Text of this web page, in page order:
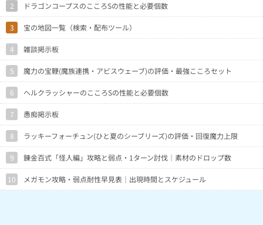
2 ドラゴンコープスのこころSの性能と必要個数
3 宝の地図一覧（検索・配布ツール）
4 雑談掲示板
5 魔力の宝鞭(魔族連携・アビスウェーブ)の評価・最強こころセット
6 ヘルクラッシャーのこころSの性能と必要個数
7 愚痴掲示板
8 ラッキーフォーチュン(ひと夏のシーブリーズ)の評価・回復魔力上限
9 錬金百式「怪人編」攻略と弱点・1ターン討伐｜素材のドロップ数
10 メガモン攻略・弱点耐性早見表｜出現時間とスケジュール